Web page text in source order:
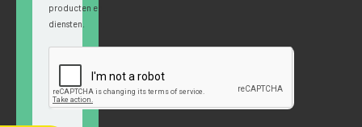
producten en
diensten.